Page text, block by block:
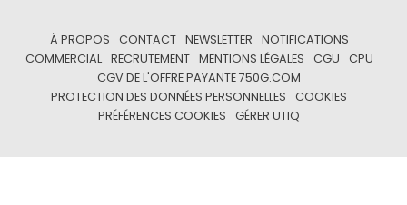
À PROPOS CONTACT NEWSLETTER
NOTIFICATIONS
COMMERCIAL
RECRUTEMENT MENTIONS LÉGALES CGU
CPU
CGV DE L'OFFRE PAYANTE 750G.COM
PROTECTION DES DONNÉES PERSONNELLES
COOKIES
PRÉFÉRENCES COOKIES
GÉRER UTIQ